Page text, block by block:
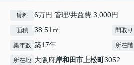
賃料 6万円 管理/共益費 3,000円
面積 38.51㎡ 間取り
築年数 築17年 所在階
所在地 大阪府岸和田市上松町3052